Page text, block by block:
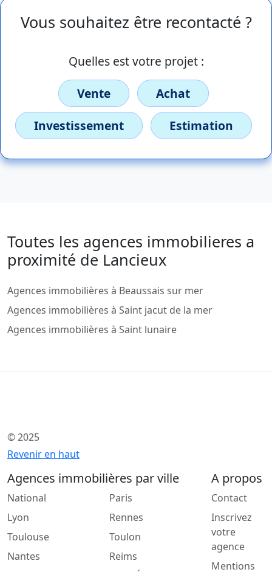
Vous souhaitez être recontacté ?
Quelles est votre projet :
Vente
Achat
Investissement
Estimation
Toutes les agences immobilieres a
proximité de Lancieux
Agences immobilières à Beaussais sur mer
Agences immobilières à Saint jacut de la mer
Agences immobilières à Saint lunaire
© 2025
Revenir en haut
Agences immobilières par ville
National
Lyon
Toulouse
Nantes
Paris
Rennes
Toulon
Reims
A propos
Contact
Inscrivez
votre
agence
Mentions